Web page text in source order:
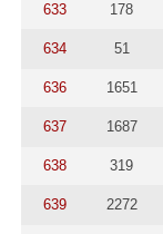
633 178
634 51
636 1651
637 1687
638 319
639 2272